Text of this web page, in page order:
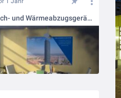
Natürliche Rauch- und Wärmeabzugsgeräte